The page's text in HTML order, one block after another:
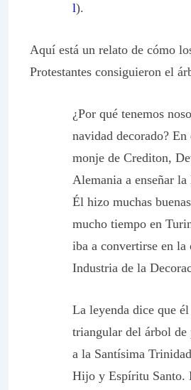
l).
Aquí está un relato de cómo
Protestantes consiguieron el
¿Por qué tenemos
navidad decorado?
monje de Crediton,
Alemania a enseñar
Él hizo muchas
mucho tiempo en
iba a convertirse en la
Industria de la
La leyenda dice que
triangular del árbol
a la Santísima
Hijo y Espíritu Santo.